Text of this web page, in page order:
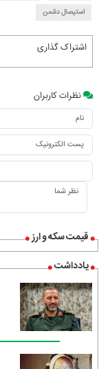
قیمت سکه و ارز
یادداشت
استیصال دشمن
اشتراک گذاری
نظرات کاربران